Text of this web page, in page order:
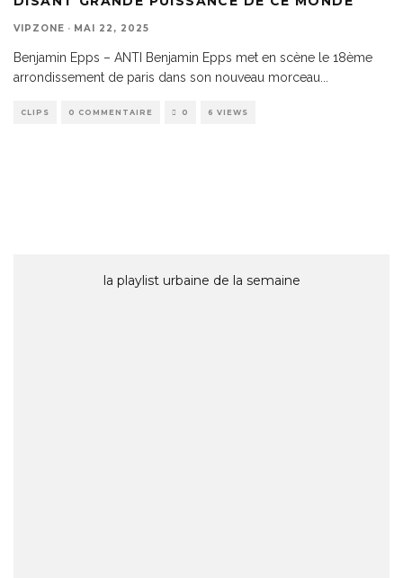
VIPZONE · MAI 22, 2025
Benjamin Epps – ANTI Benjamin Epps met en scène le 18ème
arrondissement de paris dans son nouveau morceau
CLIPS 0 COMMENTAIRE 0 6 VIEWS
la playlist urbaine de la semaine